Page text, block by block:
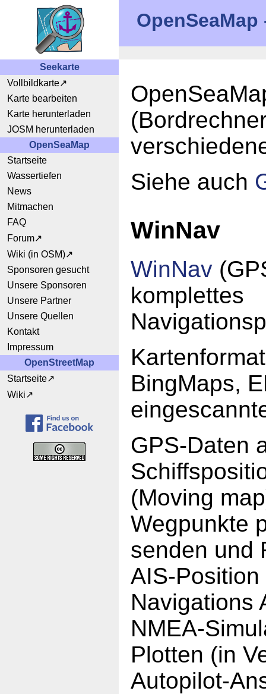
Seekarte
Vollbildkarte
Karte bearbeiten
Karte herunterladen
JOSM herunterladen
OpenSeaMap
Startseite
Wassertiefen
News
Mitmachen
FAQ
Forum
Wiki (in OSM)
Sponsoren gesucht
Unsere Sponsoren
Unsere Partner
Unsere Quellen
Kontakt
Impressum
OpenStreetMap
Startseite
Wiki
Siehe auch
WinNav
WinNav
komplettes
BingMaps,
GPS-Daten
(Moving
Wegpunkte
senden und
AIS-
Navigations
NMEA-
Plotten (in
Autopilot-